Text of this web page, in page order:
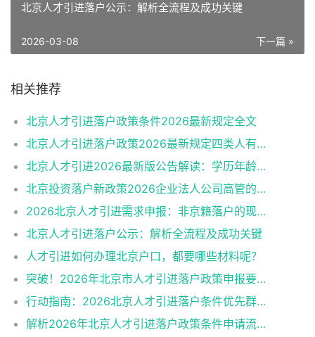
北京人才引进落户公示：解析全流程及成功关键
下一篇 »
2026-03-08
相关推荐
北京人才引进落户政策条件2026最新规定全文
北京人才引进落户政策2026最新规定四类人有资格
北京人才引进2026最新版公告解读：学历年龄是门槛
北京投资落户新政策2026企业法人公司高管的福音
2026北京人才引进需求申报：非京籍落户的现状与困境
北京人才引进落户公示：解析全流程及成功关键
人才引进如何办理北京户口，都要哪些材料呢？
突破！2026年北京市人才引进落户政策申报要求操作指南
行动指南：2026北京人才引进落户条件优先群体政策红利
解析2026年北京人才引进落户政策条件申请流程材料准备